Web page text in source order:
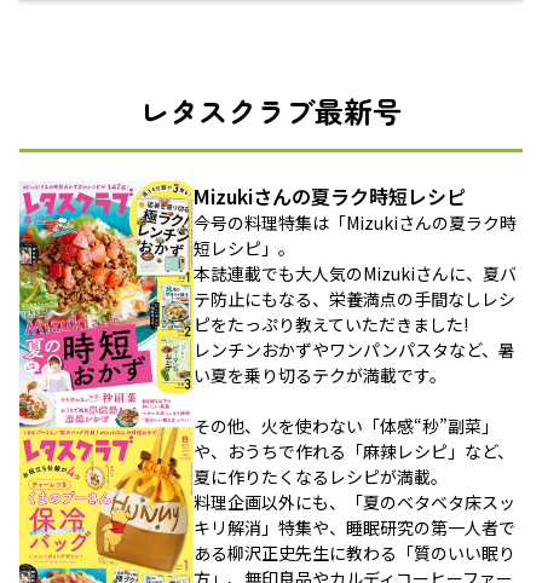
レタスクラブ最新号
Mizukiさんの夏ラク時短レシピ
今号の料理特集は「Mizukiさんの夏ラク時
短レシピ」。
本誌連載でも大人気のMizukiさんに、夏バ
テ防止にもなる、栄養満点の手間なしレシ
ピをたっぷり教えていただきました!
レンチンおかずやワンパンパスタなど、暑
い夏を乗り切るテクが満載です。
その他、火を使わない「体感“秒”副菜」
や、おうちで作れる「麻辣レシピ」など、
夏に作りたくなるレシピが満載。
料理企画以外にも、「夏のベタベタ床スッ
キリ解消」特集や、睡眠研究の第一人者で
ある柳沢正史先生に教わる「質のいい眠り
方」、無印良品やカルディコーヒーファー